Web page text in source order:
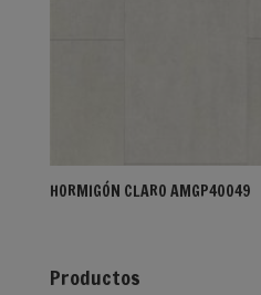
HORMIGÓN CLARO AMGP40049
Productos